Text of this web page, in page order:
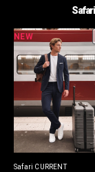
NEW
Safari CURRENT